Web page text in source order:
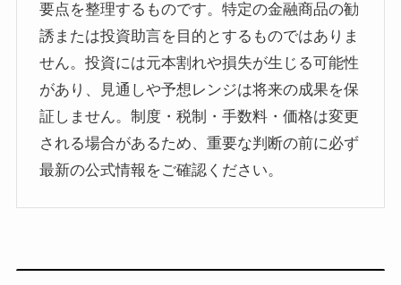
要点を整理するものです。特定の金融商品の勧
誘または投資助言を目的とするものではありま
せん。投資には元本割れや損失が生じる可能性
があり、見通しや予想レンジは将来の成果を保
証しません。制度・税制・手数料・価格は変更
される場合があるため、重要な判断の前に必ず
最新の公式情報をご確認ください。